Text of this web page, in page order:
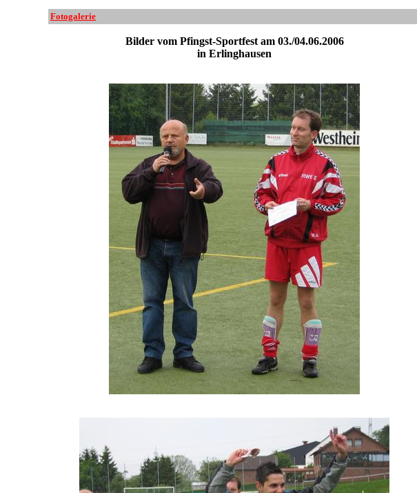
Fotogalerie
Bilder vom Pfingst-Sportfest am 03./04.06.2006
in Erlinghausen